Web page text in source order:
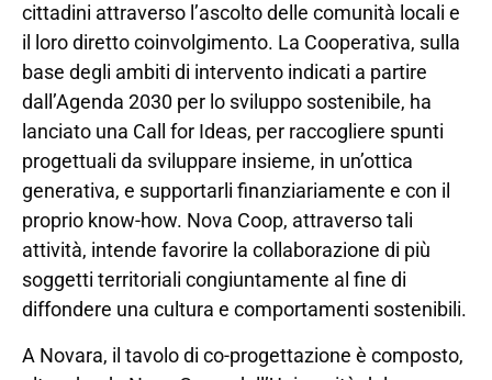
cittadini attraverso l’ascolto delle comunità locali e
il loro diretto coinvolgimento. La Cooperativa, sulla
base degli ambiti di intervento indicati a partire
dall’Agenda 2030 per lo sviluppo sostenibile, ha
lanciato una Call for Ideas, per raccogliere spunti
progettuali da sviluppare insieme, in un’ottica
generativa, e supportarli finanziariamente e con il
proprio know-how. Nova Coop, attraverso tali
attività, intende favorire la collaborazione di più
soggetti territoriali congiuntamente al fine di
diffondere una cultura e comportamenti sostenibili.
A Novara, il tavolo di co-progettazione è composto,